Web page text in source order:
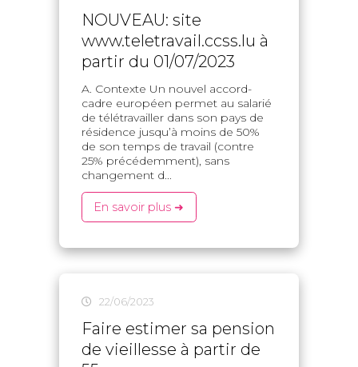
NOUVEAU: site
www.teletravail.ccss.lu à
partir du 01/07/2023
A. Contexte Un nouvel accord-
cadre européen permet au salarié
de télétravailler dans son pays de
résidence jusqu’à moins de 50%
de son temps de travail (contre
25% précédemment), sans
changement d...
En savoir plus ➜
22/06/2023
Faire estimer sa pension
de vieillesse à partir de